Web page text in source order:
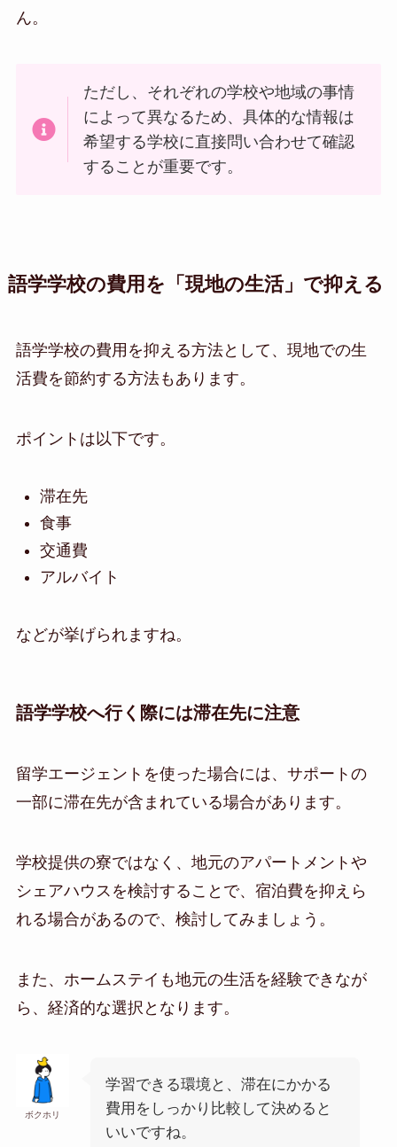
ん。
ただし、それぞれの学校や地域の事情
によって異なるため、具体的な情報は
希望する学校に直接問い合わせて確認
することが重要です。
語学学校の費用を「現地の生活」で抑える
語学学校の費用を抑える方法として、現地での生
活費を節約する方法もあります。
ポイントは以下です。
滞在先
食事
交通費
アルバイト
などが挙げられますね。
語学学校へ行く際には滞在先に注意
留学エージェントを使った場合には、サポートの
一部に滞在先が含まれている場合があります。
学校提供の寮ではなく、地元のアパートメントや
シェアハウスを検討することで、宿泊費を抑えら
れる場合があるので、検討してみましょう。
また、ホームステイも地元の生活を経験できなが
ら、経済的な選択となります。
ボクホリ
学習できる環境と、滞在にかかる
費用をしっかり比較して決めると
いいですね。